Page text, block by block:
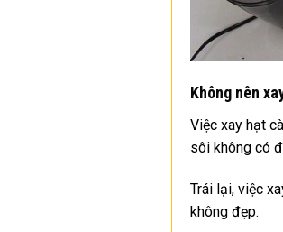
Không nên
Việc xay hạt
sôi không có
Trái lại, việc
không đẹp.